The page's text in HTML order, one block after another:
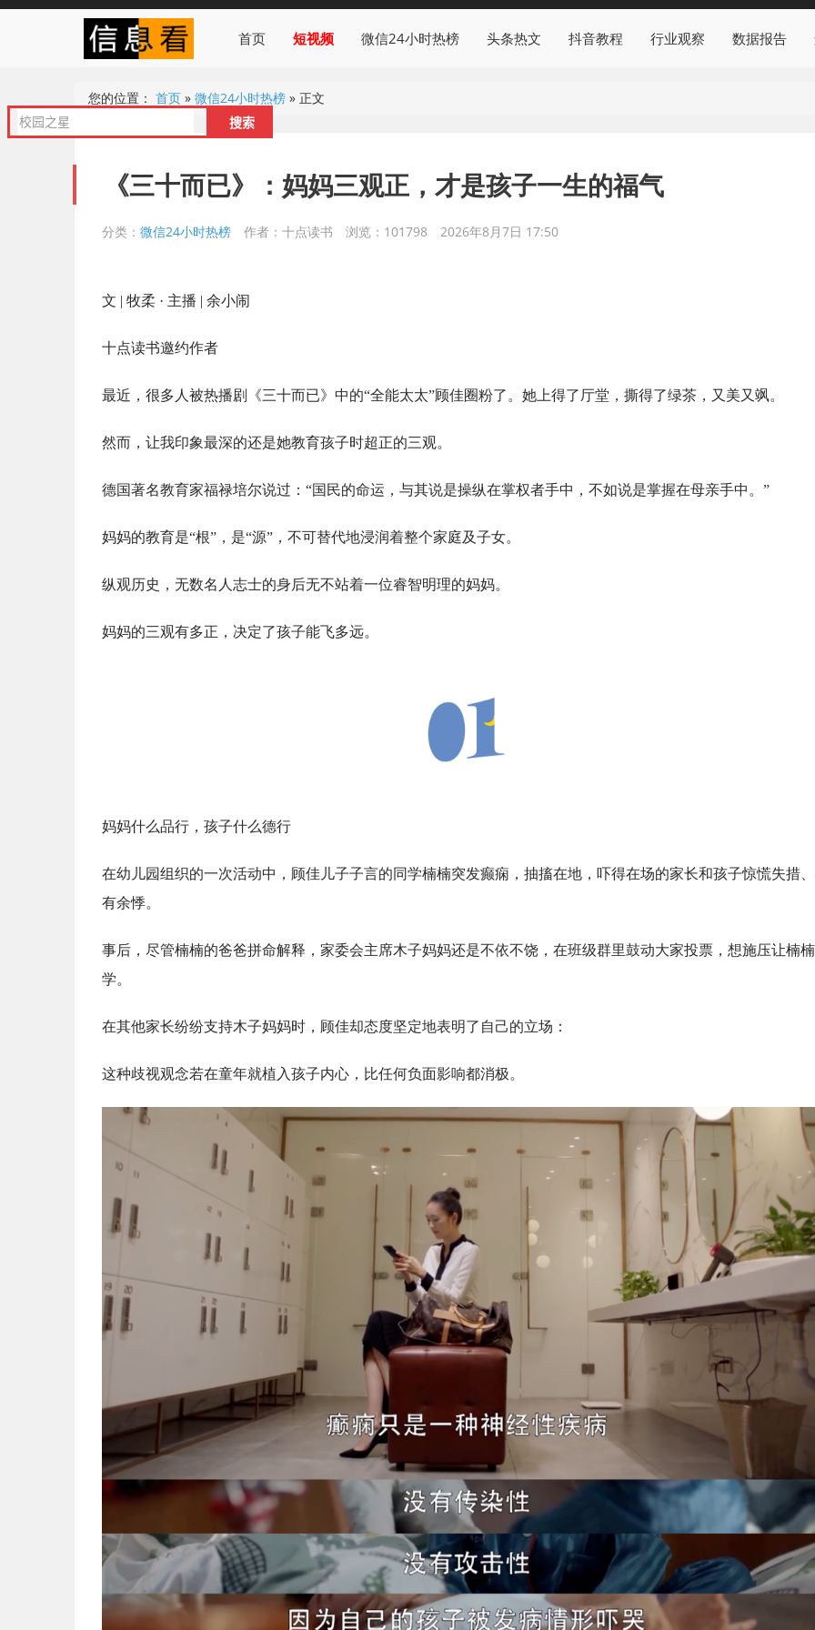
首页 短视频 微信24小时热榜 头条热文 抖音教程 行业观察 数据报告
您的位置： 首页 » 微信24小时热榜 » 正文
《三十而已》：妈妈三观正，才是孩子一生的福气
分类： 微信24小时热榜 作者：十点读书 浏览：101798 2026年8月7日 17:50
文 | 牧柔 · 主播 | 余小闹
十点读书邀约作者
最近，很多人被热播剧《三十而已》中的“全能太太”顾佳圈粉了。她上得了厅堂，撕得了绿茶，又美又飒。
然而，让我印象最深的还是她教育孩子时超正的三观。
德国著名教育家福禄培尔说过：“国民的命运，与其说是操纵在掌权者手中，不如说是掌握在母亲手中。”
妈妈的教育是“根”，是“源”，不可替代地浸润着整个家庭及子女。
纵观历史，无数名人志士的身后无不站着一位睿智明理的妈妈。
妈妈的三观有多正，决定了孩子能飞多远。
妈妈什么品行，孩子什么德行
在幼儿园组织的一次活动中，顾佳儿子子言的同学楠楠突发癫痫，抽搐在地，吓得在场的家长和孩子惊慌失措
有余悸。
事后，尽管楠楠的爸爸拼命解释，家委会主席木子妈妈还是不依不饶，在班级群里鼓动大家投票，想施压让楠
学。
在其他家长纷纷支持木子妈妈时，顾佳却态度坚定地表明了自己的立场：
这种歧视观念若在童年就植入孩子内心，比任何负面影响都消极。